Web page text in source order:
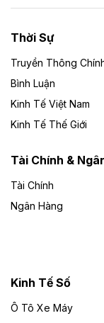
- Bu Prăng. Dự
tư dự kiến
Theo
Cà Mau
án khu chợ
đồng
UBND tỉnh Cà
thức đấu thầu
ha, quy mô
thành khu
Đà Nẵng
đầu tư trong
Thời Sự
Truyền Thông
Bình Luận
Kinh Tế Việt Nam
Kinh Tế Thế Giới
Tài Chính &
Tài Chính
Ngân Hàng
Kinh Tế Số
Ô Tô Xe Máy